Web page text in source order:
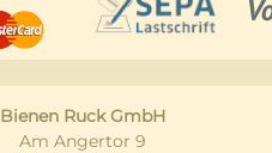
Bienen Ruck GmbH
Am Angertor 9